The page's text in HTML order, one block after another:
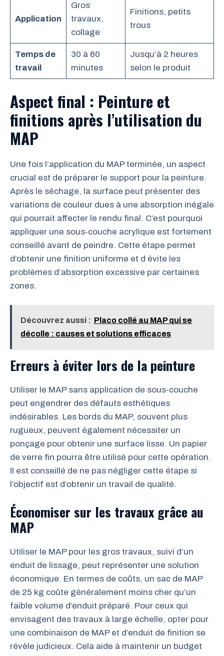
Application
Gros
travaux,
collage
Finitions, petits
trous
Temps de
travail
30 à 60
minutes
Jusqu’à 2 heures
selon le produit
Aspect final : Peinture et
finitions après l’utilisation du
MAP
Une fois l’application du MAP terminée, un aspect
crucial est de préparer le support pour la peinture.
Après le séchage, la surface peut présenter des
variations de couleur dues à une absorption inégale
qui pourrait affecter le rendu final. C’est pourquoi
appliquer une sous-couche acrylique est fortement
conseillé avant de peindre. Cette étape permet
d’obtenir une finition uniforme et d évite les
problèmes d’absorption excessive par certaines
zones.
Découvrez aussi : Placo collé au MAP qui se
décolle : causes et solutions efficaces
Erreurs à éviter lors de la peinture
Utiliser le MAP sans application de sous-couche
peut engendrer des défauts esthétiques
indésirables. Les bords du MAP, souvent plus
rugueux, peuvent également nécessiter un
ponçage pour obtenir une surface lisse. Un papier
de verre fin pourra être utilisé pour cette opération.
Il est conseillé de ne pas négliger cette étape si
l’objectif est d’obtenir un travail de qualité.
Économiser sur les travaux grâce au
MAP
Utiliser le MAP pour les gros travaux, suivi d’un
enduit de lissage, peut représenter une solution
économique. En termes de coûts, un sac de MAP
de 25 kg coûte généralement moins cher qu’un
faible volume d’enduit préparé. Pour ceux qui
envisagent des travaux à large échelle, opter pour
une combinaison de MAP et d’enduit de finition se
révèle judicieux. Cela aide à maintenir un budget